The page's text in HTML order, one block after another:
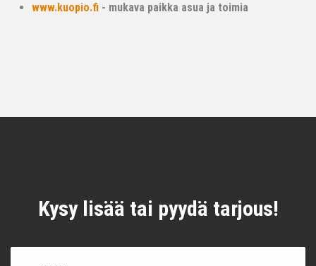
www.kuopio.fi - mukava paikka asua ja toimia
Kysy lisää tai pyydä tarjous!